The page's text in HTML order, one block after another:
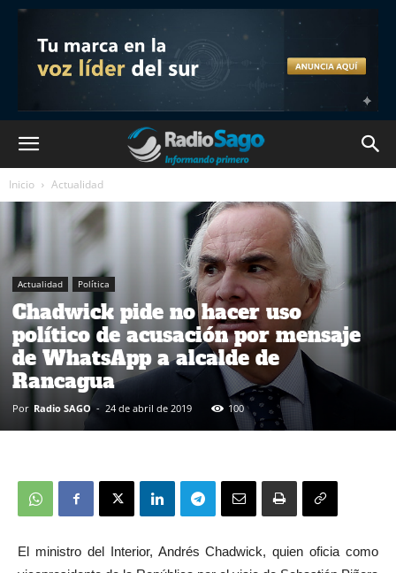
Inicio Actualidad
Actualidad Política
Chadwick pide no hacer uso
político de acusación por mensaje
de WhatsApp a alcalde de
Rancagua
Por Radio SAGO - 24 de abril de 2019 100
El ministro del Interior, Andrés Chadwick, quien oficia como